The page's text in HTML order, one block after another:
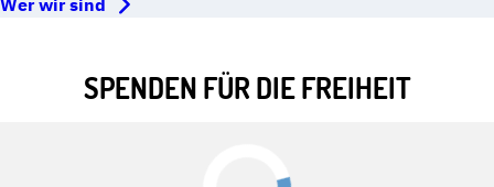
Wer wir sind
SPENDEN FÜR DIE FREIHEIT